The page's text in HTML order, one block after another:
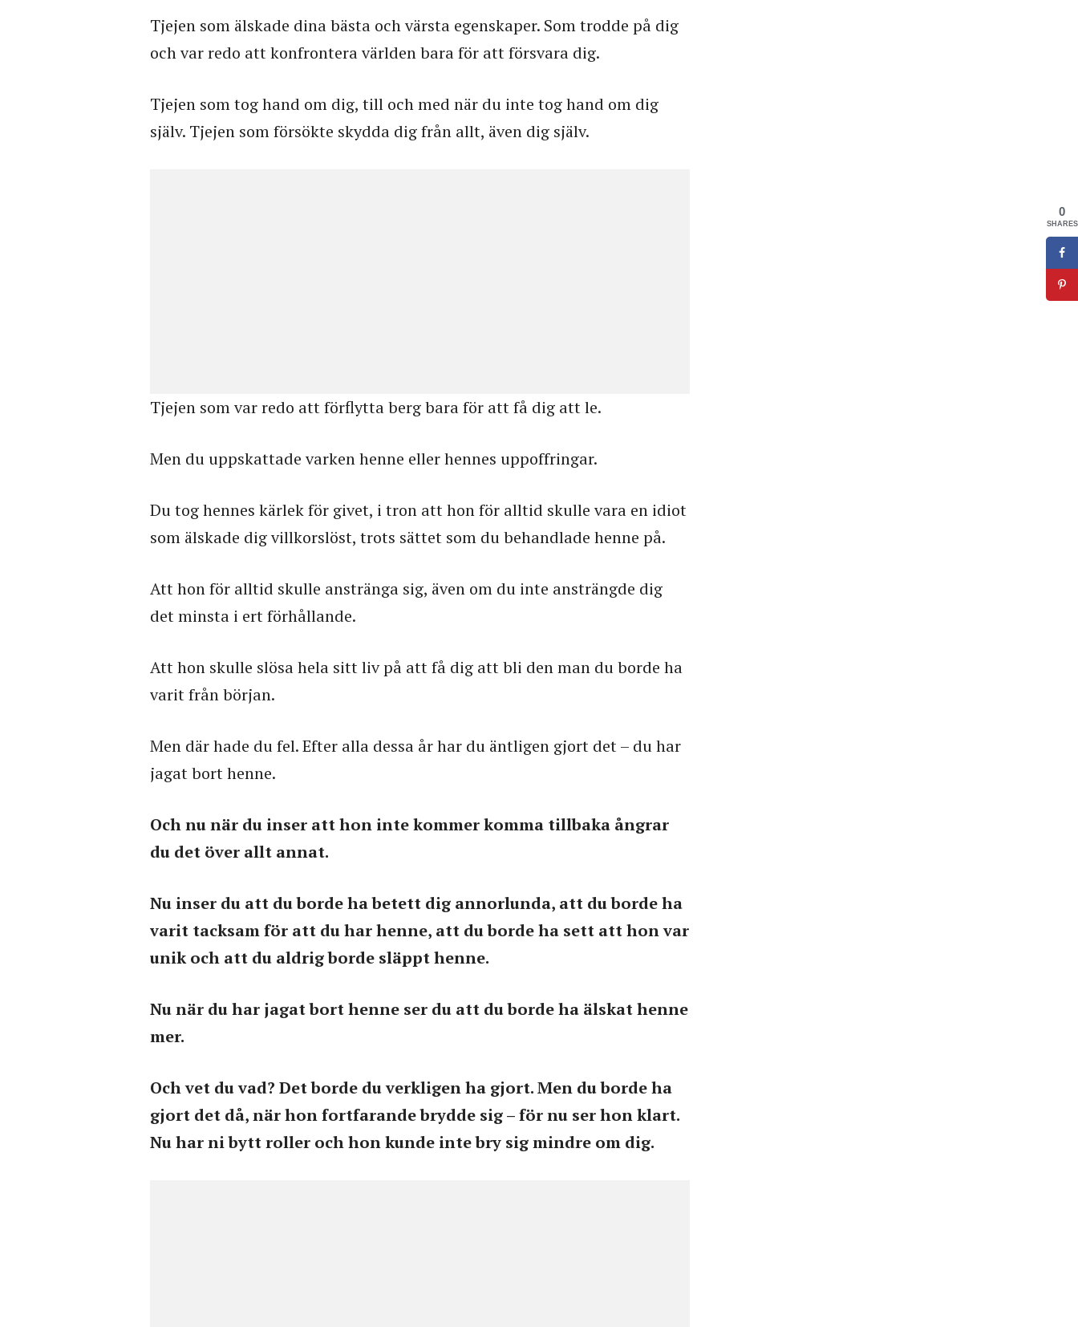
Tjejen som älskade dina bästa och värsta egenskaper. Som trodde på dig
och var redo att konfrontera världen bara för att försvara dig.
Tjejen som tog hand om dig, till och med när du inte tog hand om dig
själv. Tjejen som försökte skydda dig från allt, även dig själv.
Tjejen som var redo att förflytta berg bara för att få dig att le.
Men du uppskattade varken henne eller hennes uppoffringar.
Du tog hennes kärlek för givet, i tron att hon för alltid skulle vara en idiot
som älskade dig villkorslöst, trots sättet som du behandlade henne på.
Att hon för alltid skulle anstränga sig, även om du inte ansträngde dig
det minsta i ert förhållande.
Att hon skulle slösa hela sitt liv på att få dig att bli den man du borde ha
varit från början.
Men där hade du fel. Efter alla dessa år har du äntligen gjort det – du har
jagat bort henne.
Och nu när du inser att hon inte kommer komma tillbaka ångrar
du det över allt annat.
Nu inser du att du borde ha betett dig annorlunda, att du borde ha
varit tacksam för att du har henne, att du borde ha sett att hon var
unik och att du aldrig borde släppt henne.
Nu när du har jagat bort henne ser du att du borde ha älskat henne
mer.
Och vet du vad? Det borde du verkligen ha gjort. Men du borde ha
gjort det då, när hon fortfarande brydde sig – för nu ser hon klart.
Nu har ni bytt roller och hon kunde inte bry sig mindre om dig.
0
SHARES